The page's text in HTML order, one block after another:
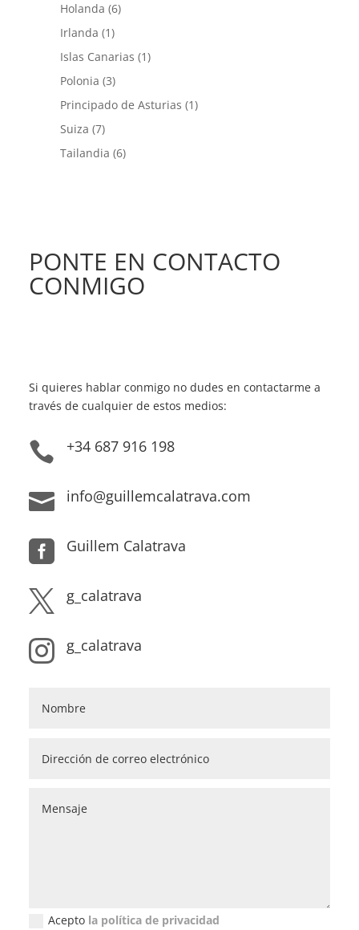
Holanda (6)
Irlanda (1)
Islas Canarias (1)
Polonia (3)
Principado de Asturias (1)
Suiza (7)
Tailandia (6)
PONTE EN CONTACTO
CONMIGO
Si quieres hablar conmigo no dudes en contactarme a
través de cualquier de estos medios:
 +34 687 916 198
 info@guillemcalatrava.com
 Guillem Calatrava
 g_calatrava
 g_calatrava
Acepto la política de privacidad